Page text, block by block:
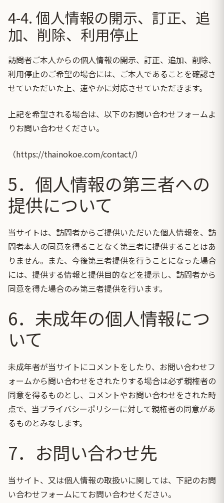
4-4. 個人情報の開示、訂正、追
加、削除、利用停止
訪問者ご本人からの個人情報の開示、訂正、追加、削除、
利用停止のご希望の場合には、ご本人であることを確認さ
せていただいた上、速やかに対応させていただきます。
上記を希望される場合は、以下のお問い合わせフォームよ
りお問い合わせください。
（https://thainokoe.com/contact/）
5．個人情報の第三者への
提供について
当サイトは、訪問者からご提供いただいた個人情報を、訪
問者本人の同意を得ることなく第三者に提供することはあ
りません。また、今後第三者提供を行うことになった場合
には、提供する情報と提供目的などを提示し、訪問者から
同意を得た場合のみ第三者提供を行います。
6．未成年の個人情報につ
いて
未成年者が当サイトにコメントをしたり、お問い合わせフ
ォームから問い合わせをされたりする場合は必ず親権者の
同意を得るものとし、コメントやお問い合わせをされた時
点で、当プライバシーポリシーに対して親権者の同意があ
るものとみなします。
7．お問い合わせ先
当サイト、又は個人情報の取扱いに関しては、下記のお問
い合わせフォームにてお問い合わせください。